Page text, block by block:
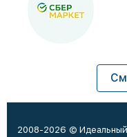
2008-2026 ©